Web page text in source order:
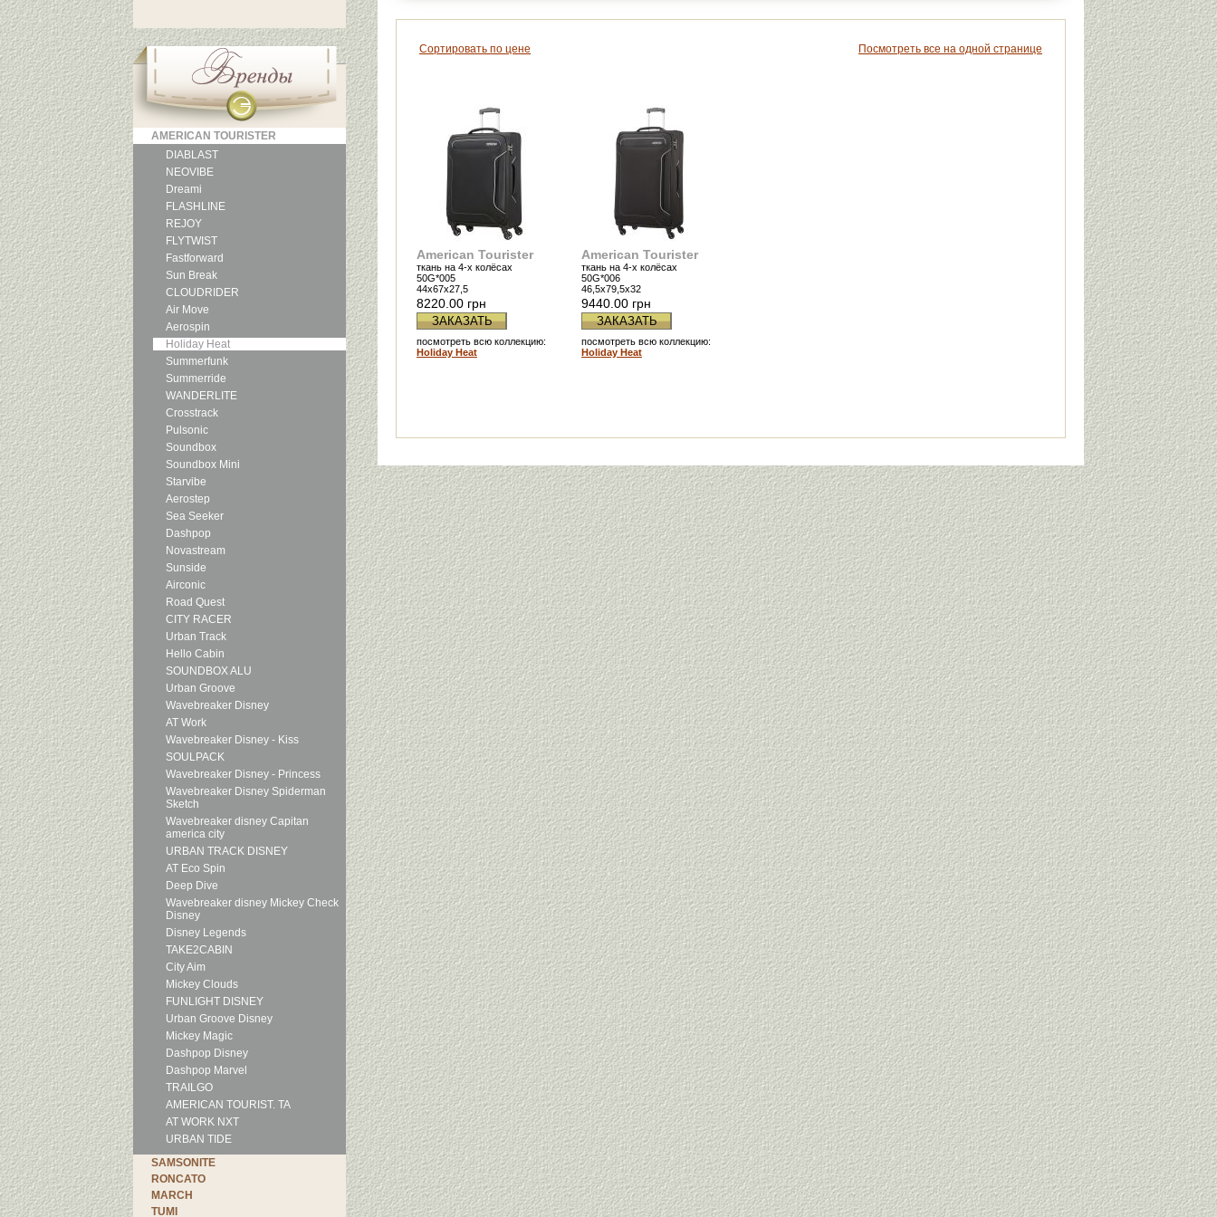
AMERICAN TOURISTER
DIABLAST
NEOVIBE
Dreami
FLASHLINE
REJOY
FLYTWIST
Fastforward
Sun Break
CLOUDRIDER
Air Move
Aerospin
Holiday Heat
Summerfunk
Summerride
WANDERLITE
Crosstrack
Pulsonic
Soundbox
Soundbox Mini
Starvibe
Aerostep
Sea Seeker
Dashpop
Novastream
Sunside
Airconic
Road Quest
CITY RACER
Urban Track
Hello Cabin
SOUNDBOX ALU
Urban Groove
Wavebreaker Disney
AT Work
Wavebreaker Disney - Kiss
SOULPACK
Wavebreaker Disney - Princess
Wavebreaker Disney Spiderman
Sketch
Wavebreaker disney Capitan
america city
URBAN TRACK DISNEY
AT Eco Spin
Deep Dive
Wavebreaker disney Mickey Check
Disney
Disney Legends
TAKE2CABIN
City Aim
Mickey Clouds
FUNLIGHT DISNEY
Urban Groove Disney
Mickey Magic
Dashpop Disney
Dashpop Marvel
TRAILGO
AMERICAN TOURIST. TA
AT WORK NXT
URBAN TIDE
SAMSONITE
RONCATO
MARCH
TUMI
Посмотреть все на одной странице
Сортировать по цене
American Tourister
ткань на 4-х колёсах
50G*005
44x67x27,5
8220.00 грн
ЗАКАЗАТЬ
посмотреть всю коллекцию:
Holiday Heat
American Tourister
ткань на 4-х колёсах
50G*006
46,5x79,5x32
9440.00 грн
ЗАКАЗАТЬ
посмотреть всю коллекцию:
Holiday Heat